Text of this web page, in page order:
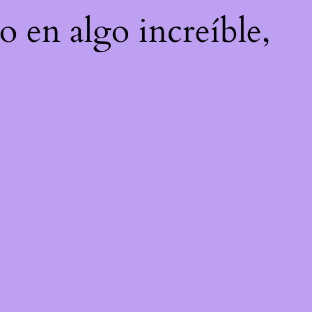
en algo increíble,